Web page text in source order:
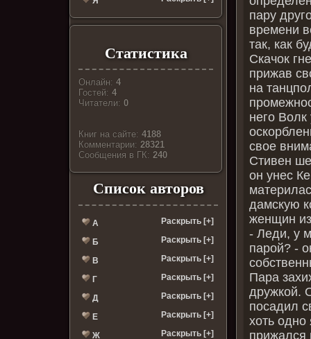
Статистика
Онлайн:4
Гостей:4
Читатели:0
Книг на сайте:4188
Комментарии:28321
Cообщения в ГК:240
Список авторов
А Раскрыть [+]
Б Раскрыть [+]
В Раскрыть [+]
Г Раскрыть [+]
Д Раскрыть [+]
Е Раскрыть [+]
Ж Раскрыть [+]
пару
времени
так, как
Скачок
прижав
на
него Волк
свое
Стивен
он унес
дамскую
женщин
- Леди, у
парой? -
Пара
дружкой.
посадил
хоть одно
прижался